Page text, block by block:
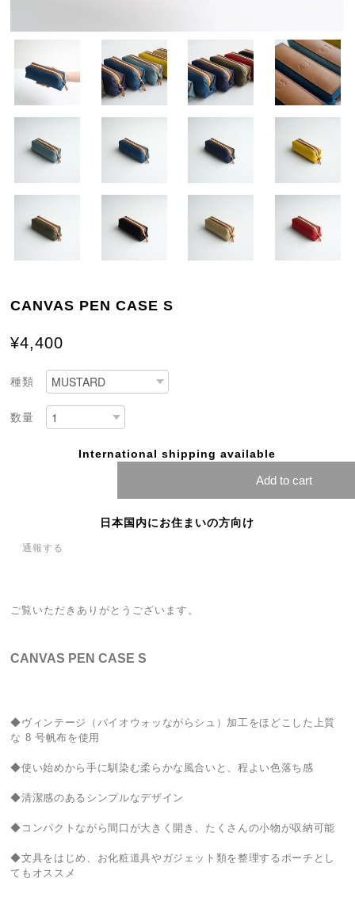
CANVAS PEN CASE S
¥4,400
種類
数量
International shipping available
Add to cart
日本国内にお住まいの方向け
通報する
ご覧いただきありがとうございます。
CANVAS PEN CASE S
◆ヴィンテージ（バイオウォッながらシュ）加工をほどこした上質
な 8 号帆布を使用
◆使い始めから手に馴染む柔らかな風合いと、程よい色落ち感
◆清潔感のあるシンプルなデザイン
◆コンパクトながら間口が大きく開き、たくさんの小物が収納可能
◆文具をはじめ、お化粧道具やガジェット類を整理するポーチとし
てもオススメ